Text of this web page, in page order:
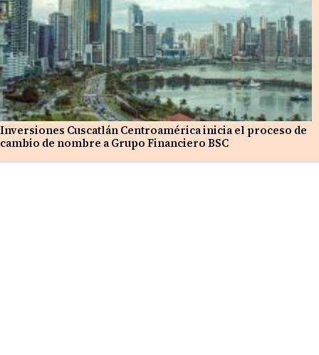
Inversiones Cuscatlán Centroamérica inicia el proceso de
cambio de nombre a Grupo Financiero BSC